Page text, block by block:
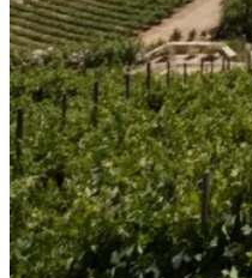
Chilenske
Utforsk de unike terroirene og
Andesfjellene og Stillehavet